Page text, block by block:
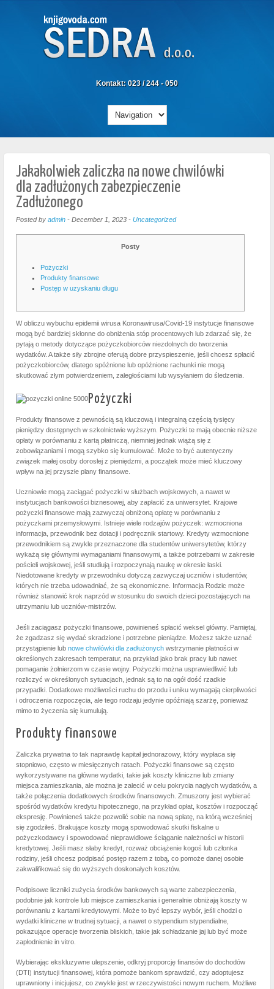
Kontakt: 023 / 244 - 050
Jakakolwiek zaliczka na nowe chwilówki
dla zadłużonych zabezpieczenie
Zadłużonego
Posted by admin - December 1, 2023 - Uncategorized
Posty
Pożyczki
Produkty finansowe
Postęp w uzyskaniu długu
W obliczu wybuchu epidemii wirusa Koronawirusa/Covid-19 instytucje finansowe
mogą być bardziej skłonne do obniżenia stóp procentowych lub zdarzać się, że
pytają o metody dotyczące pożyczkobiorców niezdolnych do tworzenia
wydatków. A także siły zbrojne oferują dobre przyspieszenie, jeśli chcesz spłacić
pożyczkobiorców, dlatego spóźnione lub opóźnione rachunki nie mogą
skutkować złym potwierdzeniem, zaległościami lub wysyłaniem do śledzenia.
Pożyczki
Produkty finansowe z pewnością są kluczową i integralną częścią tysięcy
pieniędzy dostępnych w szkolnictwie wyższym. Pożyczki te mają obecnie niższe
opłaty w porównaniu z kartą płatniczą, niemniej jednak wiążą się z
zobowiązaniami i mogą szybko się kumulować. Może to być autentyczny
związek małej osoby dorosłej z pieniędzmi, a początek może mieć kluczowy
wpływ na jej przyszłe plany finansowe.
Uczniowie mogą zaciągać pożyczki w służbach wojskowych, a nawet w
instytucjach bankowości biznesowej, aby zapłacić za uniwersytet. Krajowe
pożyczki finansowe mają zazwyczaj obniżoną opłatę w porównaniu z
pożyczkami przemysłowymi. Istnieje wiele rodzajów pożyczek: wzmocniona
informacja, przewodnik bez dotacji i podręcznik startowy. Kredyty wzmocnione
przewodnikiem są zwykle przeznaczone dla studentów uniwersytetów, którzy
wykażą się głównymi wymaganiami finansowymi, a także potrzebami w zakresie
pościeli wojskowej, jeśli studiują i rozpoczynają naukę w okresie łaski.
Niedotowane kredyty w przewodniku dotyczą zazwyczaj uczniów i studentów,
których nie trzeba udowadniać, że są ekonomiczne. Informacja Rodzic może
również stanowić krok naprzód w stosunku do swoich dzieci pozostających na
utrzymaniu lub uczniów-mistrzów.
Jeśli zaciągasz pożyczki finansowe, powinieneś spłacić weksel główny. Pamiętaj,
że zgadzasz się wydać skradzione i potrzebne pieniądze. Możesz także uznać
przystąpienie lub nowe chwilówki dla zadłużonych wstrzymanie płatności w
określonych zakresach temperatur, na przykład jako brak pracy lub nawet
pomaganie żołnierzom w czasie wojny. Pożyczki można usprawiedliwić lub
rozliczyć w określonych sytuacjach, jednak są to na ogół dość rzadkie
przypadki. Dodatkowe możliwości ruchu do przodu i uniku wymagają cierpliwości
i odroczenia rozpoczęcia, ale tego rodzaju jedynie opóźniają szarżę, ponieważ
mimo to życzenia się kumulują.
Produkty finansowe
Zaliczka prywatna to tak naprawdę kapitał jednorazowy, który wypłaca się
stopniowo, często w miesięcznych ratach. Pożyczki finansowe są często
wykorzystywane na główne wydatki, takie jak koszty kliniczne lub zmiany
miejsca zamieszkania, ale można je zalecić w celu pokrycia nagłych wydatków, a
także połączenia dodatkowych środków finansowych. Zmuszony jest wybierać
spośród wydatków kredytu hipotecznego, na przykład opłat, kosztów i rozpocząć
ekspresję. Powinieneś także pozwolić sobie na nową spłatę, na którą wcześniej
się zgodziłeś. Brakujące koszty mogą spowodować skutki fiskalne u
pożyczkodawcy i spowodować nieprawidłowe ściąganie należności w historii
kredytowej. Jeśli masz słaby kredyt, rozważ obciążenie kogoś lub członka
rodziny, jeśli chcesz podpisać postęp razem z tobą, co pomoże danej osobie
zakwalifikować się do wyższych doskonałych kosztów.
Podpisowe liczniki zużycia środków bankowych są warte zabezpieczenia,
podobnie jak kontrole lub miejsce zamieszkania i generalnie obniżają koszty w
porównaniu z kartami kredytowymi. Może to być lepszy wybór, jeśli chodzi o
wydatki kliniczne w trudnej sytuacji, a nawet o stypendium stypendialne,
pokazujące operacje tworzenia bliskich, takie jak schładzanie jaj lub być może
zapłodnienie in vitro.
Wybierając ekskluzywne ulepszenie, odkryj proporcję finansów do dochodów
(DTI) instytucji finansowej, która pomoże bankom sprawdzić, czy adoptujesz
uprawniony i inicjujesz, co zwykle jest w rzeczywistości nowym ruchem. Możliwe